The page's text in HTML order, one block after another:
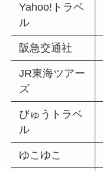
Yahoo!トラベ
ル
阪急交通社
JR東海ツアー
ズ
びゅうトラベ
ル
ゆこゆこ